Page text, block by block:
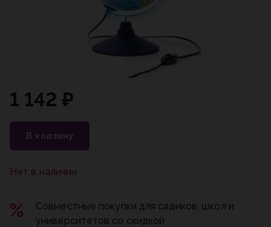
1 142 ₽
В корзину
Нет в наличии
Совместные покупки для садиков, школ и
университетов со скидкой